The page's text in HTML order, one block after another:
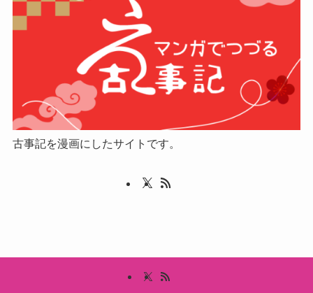
古事記を漫画にしたサイトです。